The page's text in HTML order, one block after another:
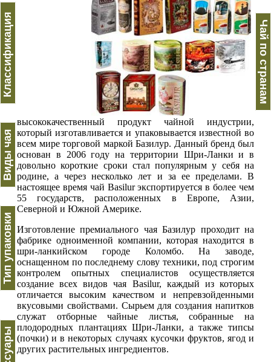
Классификация
Виды чая
Тип упаковки
высококачественный продукт чайной индустрии,
который изготавливается и упаковывается известной во
всем мире торговой маркой Базилур. Данный бренд был
основан в 2006 году на территории Шри-Ланки и в
довольно короткие сроки стал популярным у себя на
родине, а через несколько лет и за ее пределами. В
настоящее время чай Basilur экспортируется в более чем
55 государств, расположенных в Европе, Азии,
Северной и Южной Америке.
Изготовление премиального чая Базилур проходит на
фабрике одноименной компании, которая находится в
шри-ланкийском городе Коломбо. На заводе,
оснащенном по последнему слову техники, под строгим
контролем опытных специалистов осуществляется
создание всех видов чая Basilur, каждый из которых
отличается высоким качеством и непревзойденными
вкусовыми свойствами. Сырьем для создания напитков
служат отборные чайные листья, собранные на
плодородных плантациях Шри-Ланки, а также типсы
(почки) и в некоторых случаях кусочки фруктов, ягод и
других растительных ингредиентов.
Чай по странам